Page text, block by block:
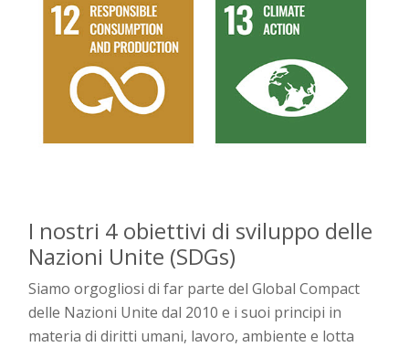
I nostri 4 obiettivi di sviluppo delle
Nazioni Unite (SDGs)
Siamo orgogliosi di far parte del Global Compact
delle Nazioni Unite dal 2010 e i suoi principi in
materia di diritti umani, lavoro, ambiente e lotta